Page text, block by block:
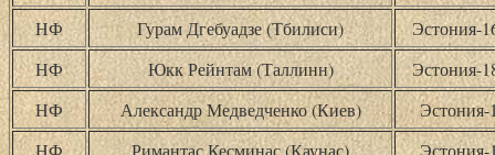
НФ
Гурам Дгебуадзе (Тбилиси)
Эстония-
НФ
Юкк Рейнтам (Таллинн)
Эстония-
НФ
Александр Медведченко (Киев)
Эстония-
НФ
Римантас Кесминас (Каунас)
Эстония-